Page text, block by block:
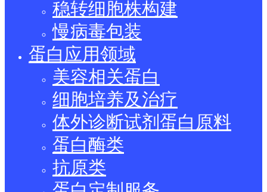
稳转细胞株构建
慢病毒包装
蛋白应用领域
美容相关蛋白
细胞培养及治疗
体外诊断试剂蛋白原料
蛋白酶类
抗原类